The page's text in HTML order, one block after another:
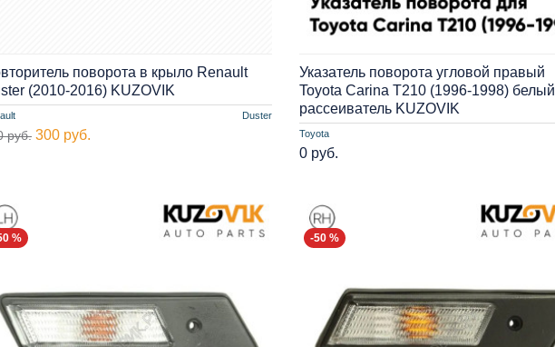
Duster
поворота в крыло Renault
(2010-2016) KUZOVIK
руб. 300 руб. Toyota
Указатель поворота угловой правый
Toyota Carina T210 (1996-1998) белый
рассеиватель KUZOVIK
0 руб.
% -50 %